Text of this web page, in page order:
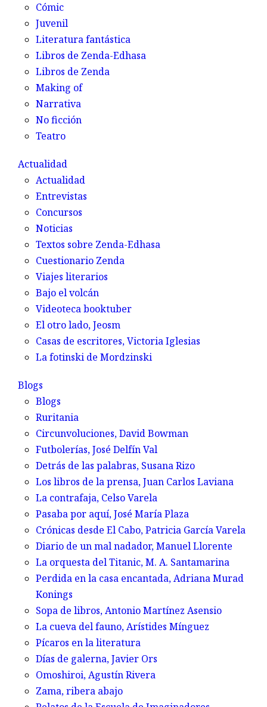
Cómic
Juvenil
Literatura fantástica
Libros de Zenda-Edhasa
Libros de Zenda
Making of
Narrativa
No ficción
Teatro
Actualidad
Actualidad
Entrevistas
Concursos
Noticias
Textos sobre Zenda-Edhasa
Cuestionario Zenda
Viajes literarios
Bajo el volcán
Videoteca booktuber
El otro lado,Jeosm
Casas de escritores,Victoria Iglesias
La fotinski de Mordzinski
Blogs
Blogs
Ruritania
Circunvoluciones,David Bowman
Futbolerías,José Delfín Val
Detrás de las palabras, Susana Rizo
Los libros de la prensa,Juan Carlos Laviana
La contrafaja, Celso Varela
Pasaba por aquí,José María Plaza
Crónicas desde El Cabo,Patricia García Varela
Diario de un mal nadador,Manuel Llorente
La orquesta del Titanic,M. A. Santamarina
Perdida en la casa encantada,Adriana Murad
Konings
Sopa de libros,Antonio Martínez Asensio
La cueva del fauno,Arístides Mínguez
Pícaros en la literatura
Días de galerna,Javier Ors
Omoshiroi,Agustín Rivera
Zama, ribera abajo